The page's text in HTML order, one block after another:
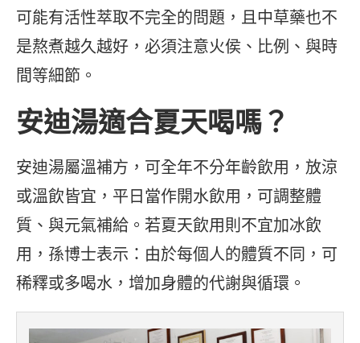
可能有活性萃取不完全的問題，且中草藥也不
是熬煮越久越好，必須注意火侯、比例、與時
間等細節。
安迪湯適合夏天喝嗎？
安迪湯屬溫補方，可全年不分年齡飲用，放涼
或溫飲皆宜，平日當作開水飲用，可調整體
質、與元氣補給。若夏天飲用則不宜加冰飲
用，孫博士表示：由於每個人的體質不同，可
稀釋或多喝水，增加身體的代謝與循環。